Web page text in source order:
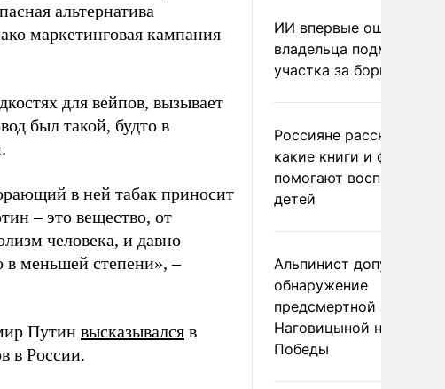
альтернатива
маркетинговая кампания
для вейпов, вызывает
был такой, будто в
в ней табак приносит
– это вещество, от
человека, и давно
в меньшей степени», –
Путин высказывался в
в России.
ИИ впервые
владельца
участка за борщевик
Россияне рассказали,
какие книги и фильмы
помогают воспитывать
детей
Альпинист допустил
обнаружение
предсмертной записки
Наговицыной на пике
Победы